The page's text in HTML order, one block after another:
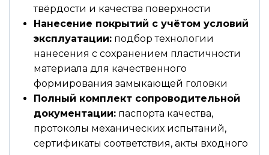
твёрдости и качества поверхности
Нанесение покрытий с учётом условий
эксплуатации: подбор технологии
нанесения с сохранением пластичности
материала для качественного
формирования замыкающей головки
Полный комплект сопроводительной
документации: паспорта качества,
протоколы механических испытаний,
сертификаты соответствия, акты входного